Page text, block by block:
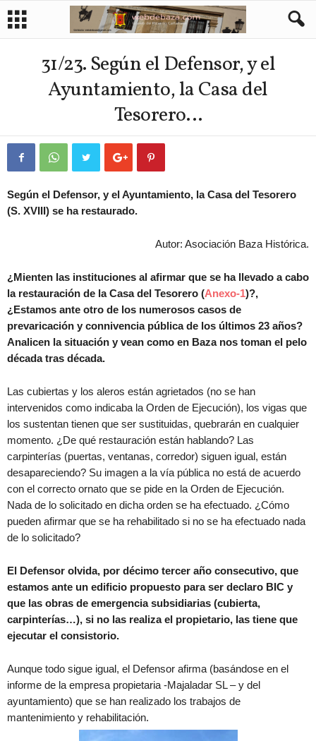
31/23. Según el Defensor, y el
Ayuntamiento, la Casa del
Tesorero…
Según el Defensor, y el Ayuntamiento, la Casa del Tesorero
(S. XVIII) se ha restaurado.
Autor: Asociación Baza Histórica.
¿Mienten las instituciones al afirmar que se ha llevado a cabo
la restauración de la Casa del Tesorero (Anexo-1)?,
¿Estamos ante otro de los numerosos casos de
prevaricación y connivencia pública de los últimos 23 años?
Analicen la situación y vean como en Baza nos toman el pelo
década tras década.
Las cubiertas y los aleros están agrietados (no se han
intervenidos como indicaba la Orden de Ejecución), los vigas que
los sustentan tienen que ser sustituidas, quebrarán en cualquier
momento. ¿De qué restauración están hablando? Las
carpinterías (puertas, ventanas, corredor) siguen igual, están
desapareciendo? Su imagen a la vía pública no está de acuerdo
con el correcto ornato que se pide en la Orden de Ejecución.
Nada de lo solicitado en dicha orden se ha efectuado. ¿Cómo
pueden afirmar que se ha rehabilitado si no se ha efectuado nada
de lo solicitado?
El Defensor olvida, por décimo tercer año consecutivo, que
estamos ante un edificio propuesto para ser declaro BIC y
que las obras de emergencia subsidiarias (cubierta,
carpinterías…), si no las realiza el propietario, las tiene que
ejecutar el consistorio.
Aunque todo sigue igual, el Defensor afirma (basándose en el
informe de la empresa propietaria -Majaladar SL – y del
ayuntamiento) que se han realizado los trabajos de
mantenimiento y rehabilitación.